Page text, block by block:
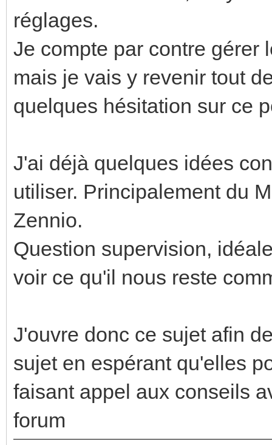
réglages.
Je compte par contre gérer
mais je vais y revenir tout
quelques hésitation sur ce
J'ai déjà quelques idées
utiliser. Principalement du
Zennio.
Question supervision,
voir ce qu'il nous reste
J'ouvre donc ce sujet afin
sujet en espérant qu'elles
faisant appel aux conseils
forum